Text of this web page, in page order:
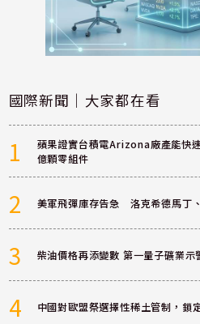
國際新聞｜大家都在看
1
蘋果證實台積電Arizona廠產能快
億顆零組件
2 美軍飛彈庫存告急 洛克希德馬丁
3 柴油價格再添變數 第一量子礦業
4 中國對歐盟祭選擇性稀土管制，鎖